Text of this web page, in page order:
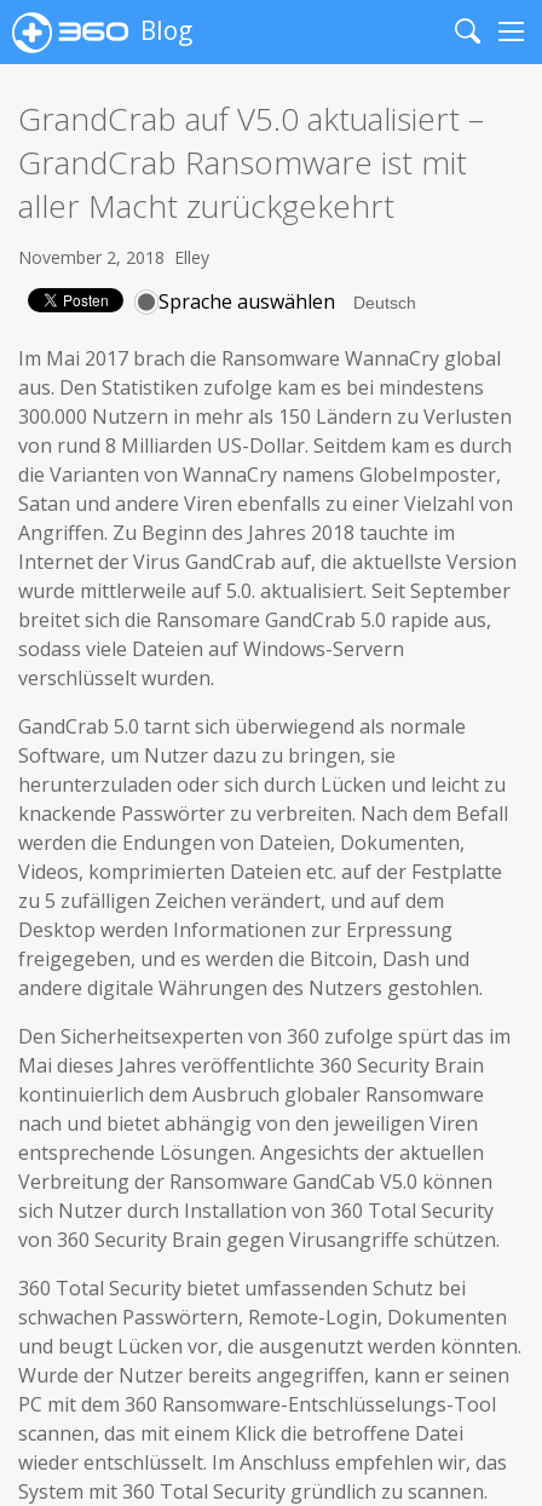
Blog
Search
GrandCrab auf V5.0 aktualisiert –
GrandCrab Ransomware ist mit
aller Macht zurückgekehrt
November 2, 2018 Elley
Sprache auswählen
Im Mai 2017 brach die Ransomware WannaCry global
aus. Den Statistiken zufolge kam es bei mindestens
300.000 Nutzern in mehr als 150 Ländern zu Verlusten
von rund 8 Milliarden US-Dollar. Seitdem kam es durch
die Varianten von WannaCry namens GlobeImposter,
Satan und andere Viren ebenfalls zu einer Vielzahl von
Angriffen. Zu Beginn des Jahres 2018 tauchte im
Internet der Virus GandCrab auf, die aktuellste Version
wurde mittlerweile auf 5.0. aktualisiert. Seit September
breitet sich die Ransomare GandCrab 5.0 rapide aus,
sodass viele Dateien auf Windows-Servern
verschlüsselt wurden.
GandCrab 5.0 tarnt sich überwiegend als normale
Software, um Nutzer dazu zu bringen, sie
herunterzuladen oder sich durch Lücken und leicht zu
knackende Passwörter zu verbreiten. Nach dem Befall
werden die Endungen von Dateien, Dokumenten,
Videos, komprimierten Dateien etc. auf der Festplatte
zu 5 zufälligen Zeichen verändert, und auf dem
Desktop werden Informationen zur Erpressung
freigegeben, und es werden die Bitcoin, Dash und
andere digitale Währungen des Nutzers gestohlen.
Den Sicherheitsexperten von 360 zufolge spürt das im
Mai dieses Jahres veröffentlichte 360 Security Brain
kontinuierlich dem Ausbruch globaler Ransomware
nach und bietet abhängig von den jeweiligen Viren
entsprechende Lösungen. Angesichts der aktuellen
Verbreitung der Ransomware GandCab V5.0 können
sich Nutzer durch Installation von 360 Total Security
von 360 Security Brain gegen Virusangriffe schützen.
360 Total Security bietet umfassenden Schutz bei
schwachen Passwörtern, Remote-Login, Dokumenten
und beugt Lücken vor, die ausgenutzt werden könnten.
Wurde der Nutzer bereits angegriffen, kann er seinen
PC mit dem 360 Ransomware-Entschlüsselungs-Tool
scannen, das mit einem Klick die betroffene Datei
wieder entschlüsselt. Im Anschluss empfehlen wir, das
System mit 360 Total Security gründlich zu scannen.